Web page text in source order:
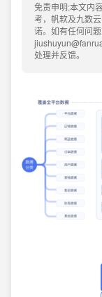
免责申明:本文内
考，帆软及九数
诺。如有任何问
处理并反馈。